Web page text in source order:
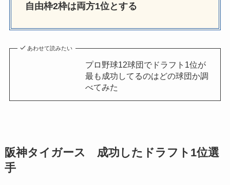
自由枠2枠は両方1位とする
あわせて読みたい
プロ野球12球団でドラフト1位が
最も成功してるのはどの球団か調
べてみた
阪神タイガース 成功したドラフト1位選
手